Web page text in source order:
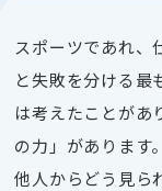
スポーツであれ、
と失敗を分ける最
は考えたことがあ
の力」があります
他人からどう見ら